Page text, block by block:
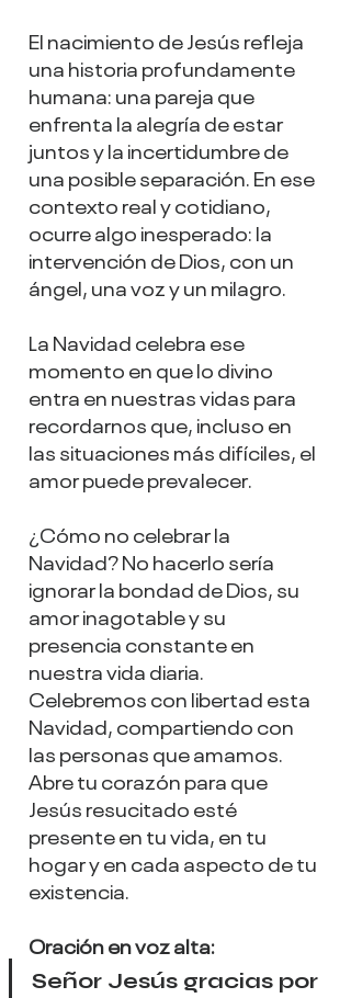
El nacimiento de Jesús refleja
una historia profundamente
humana: una pareja que
enfrenta la alegría de estar
juntos y la incertidumbre de
una posible separación. En ese
contexto real y cotidiano,
ocurre algo inesperado: la
intervención de Dios, con un
ángel, una voz y un milagro.
La Navidad celebra ese
momento en que lo divino
entra en nuestras vidas para
recordarnos que, incluso en
las situaciones más difíciles, el
amor puede prevalecer.
¿Cómo no celebrar la
Navidad? No hacerlo sería
ignorar la bondad de Dios, su
amor inagotable y su
presencia constante en
nuestra vida diaria.
Celebremos con libertad esta
Navidad, compartiendo con
las personas que amamos.
Abre tu corazón para que
Jesús resucitado esté
presente en tu vida, en tu
hogar y en cada aspecto de tu
existencia.
Oración en voz alta:
Señor Jesús gracias por